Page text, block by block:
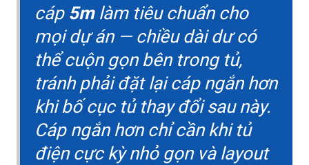
cáp 5mlàm tiêu chuẩn cho
mọi dự án — chiều dài dư có
thể cuộn gọn bên trong tủ,
tránh phải đặt lại cáp ngắn hơn
khi bố cục tủ thay đổi sau này.
Cáp ngắn hơn chỉ cần khi tủ
điện cực kỳ nhỏ gọn và layout